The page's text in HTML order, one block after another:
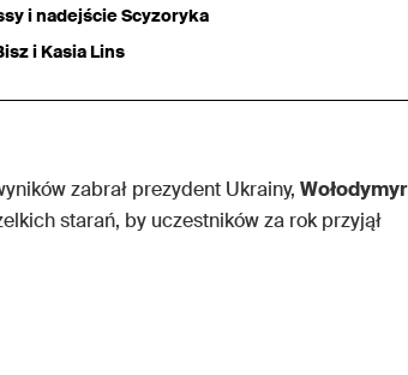
i nadejście Scyzoryka
i Kasia Lins
zabrał prezydent Ukrainy, Wołodymyr
starań, by uczestników za rok przyjął